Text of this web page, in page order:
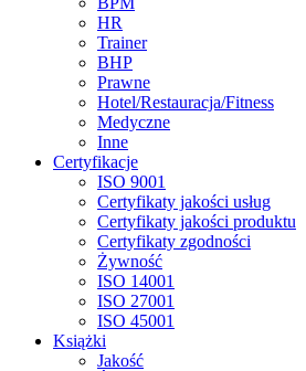
HR
Trainer
BHP
Prawne
Hotel/Restauracja/Fitness
Medyczne
Inne
Certyfikacje
ISO 9001
Certyfikaty jakości usług
Certyfikaty jakości produktu
Certyfikaty zgodności
Żywność
ISO 14001
ISO 27001
ISO 45001
Książki
Jakość